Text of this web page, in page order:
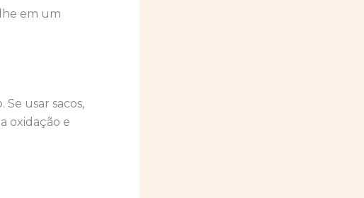
em um
usar sacos,
oxidação e